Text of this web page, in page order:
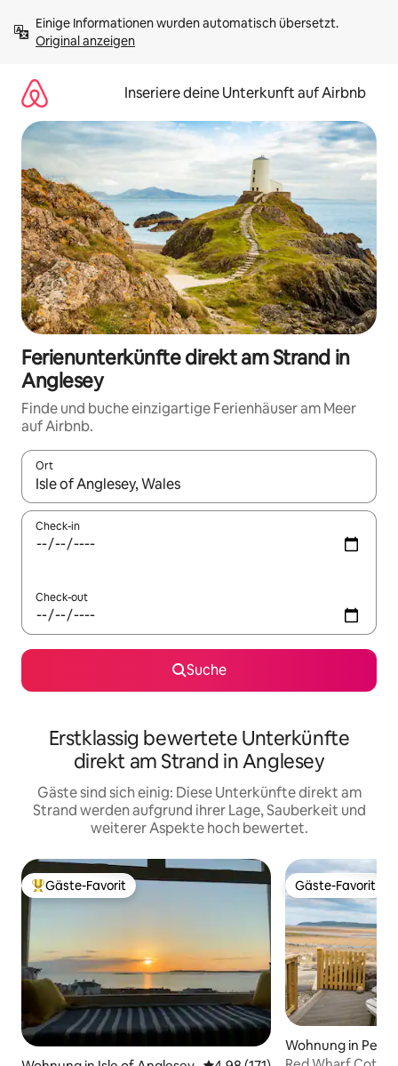
Inhalten
springenOriginal anzeigen
Inseriere deine Unterkunft auf Airbnb
Ferienunterkünfte direkt am Strand in
Anglesey
Finde und buche einzigartige Ferienhäuser am Meer
auf Airbnb.
Ort
Wenn Ergebnisse verfügbar sind, navigiere mit den
Check-in
Check-out
Suche
Erstklassig bewertete Unterkünfte
direkt am Strand in Anglesey
Gäste sind sich einig: Diese Unterkünfte direkt am
Strand werden aufgrund ihrer Lage, Sauberkeit und
weiterer Aspekte hoch bewertet.
Beliebter Gäste-Favorit.
Gäste-Favorit Gäste-Favorit
Gäste-Favorit
Wohnung in